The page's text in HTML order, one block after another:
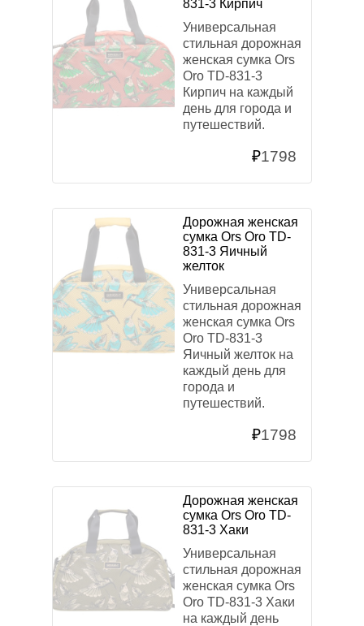
831-3 Кирпич
Универсальная
стильная дорожная
женская сумка Ors
Oro TD-831-3
Кирпич на каждый
день для города и
путешествий.
₽1798
Дорожная женская
сумка Ors Oro TD-
831-3 Яичный
желток
Универсальная
стильная дорожная
женская сумка Ors
Oro TD-831-3
Яичный желток на
каждый день для
города и
путешествий.
₽1798
Дорожная женская
сумка Ors Oro TD-
831-3 Хаки
Универсальная
стильная дорожная
женская сумка Ors
Oro TD-831-3 Хаки
на каждый день